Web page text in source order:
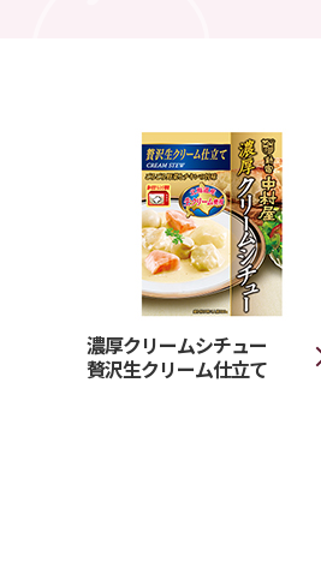
濃厚クリームシチュー
贅沢生クリーム仕立て